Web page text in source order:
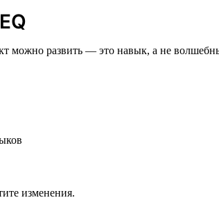
можно развить — это навык, а не
изменения.